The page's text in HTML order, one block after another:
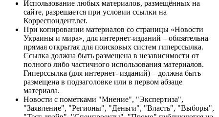
Использование любых материалов, размещённых на
сайте, разрешается при условии ссылки на
Корреспондент.net.
При копировании материалов со страницы «Новости
Украины и мира», для интернет-изданий – обязательна
прямая открытая для поисковых систем гиперссылка.
Ссылка должна быть размещена в независимости от
полного либо частичного использования материалов.
Гиперссылка (для интернет- изданий) – должна быть
размещена в подзаголовке или в первом абзаце
материала.
Новости с пометками "Мнение", "Экспертиза",
"Заявление", "Регионы", "Деньги", "Власть", "Выборы",